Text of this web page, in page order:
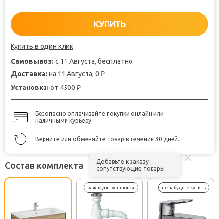
КУПИТЬ
Купить в один клик
Самовывоз: с 11 Августа, бесплатно
Доставка: на 11 Августа, 0 ₽
Установка: от 4500 ₽
Безопасно оплачивайте покупки онлайн или
наличными курьеру.
Верните или обменяйте товар в течение 30 дней.
Состав комплекта
Добавьте к заказу
сопутствующие товары